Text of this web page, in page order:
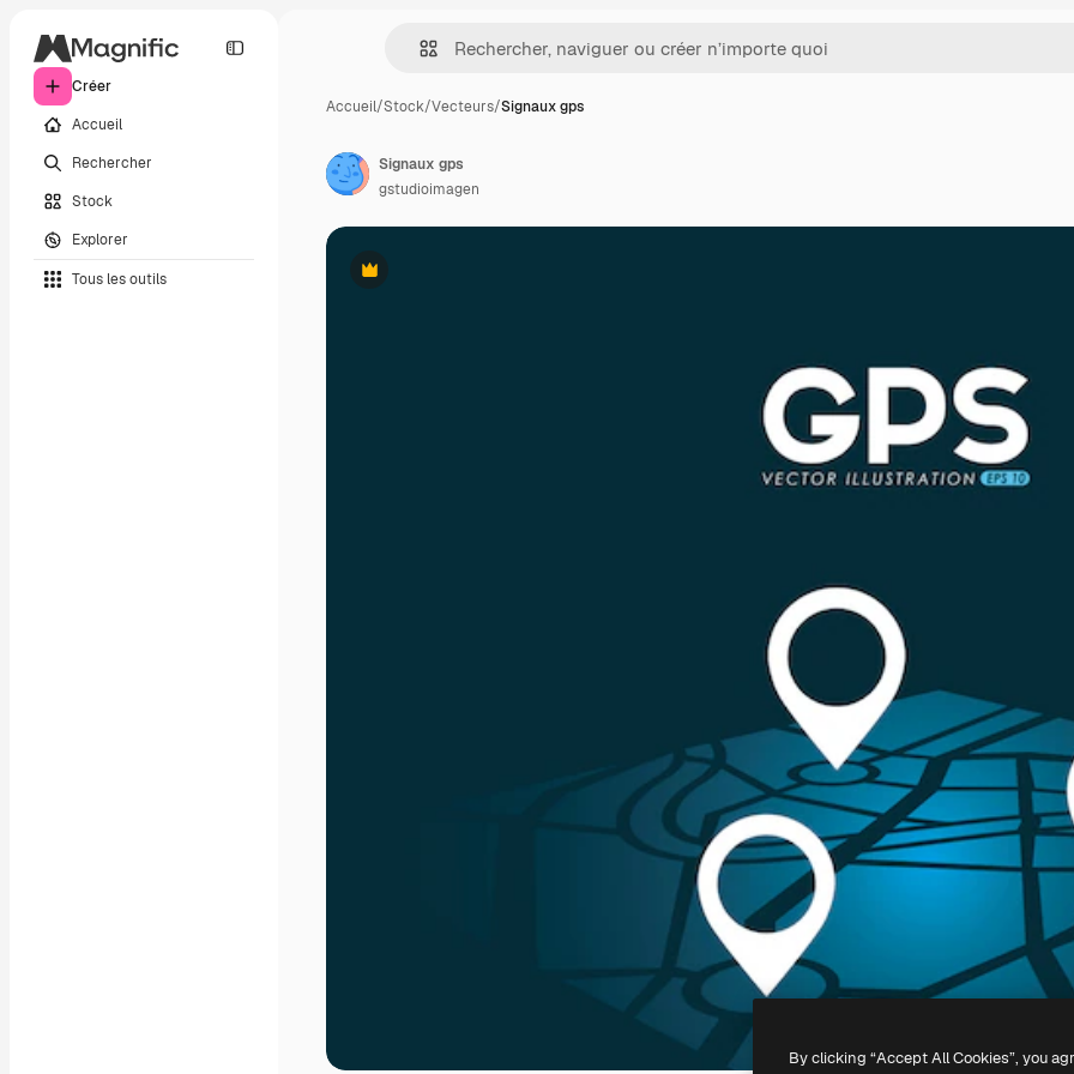
Créer
Accueil
Rechercher
Stock
Explorer
Tous les outils
Accueil/Stock/Vecteurs/Signaux gps
Premium
Signaux gps
gstudioimagen
By clicking “Accept All Cookies”, you